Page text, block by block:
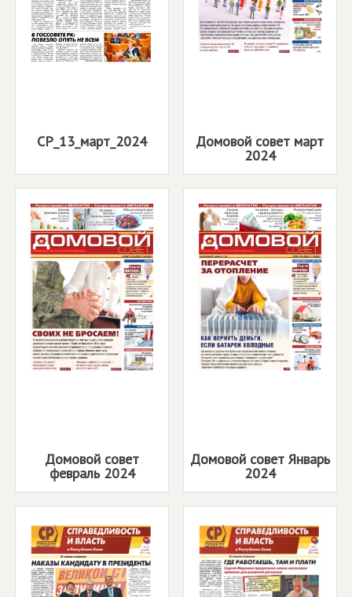
СР_13_март_2024 Домовой совет март
2024
Домовой совет
февраль 2024
Домовой совет Январь
2024